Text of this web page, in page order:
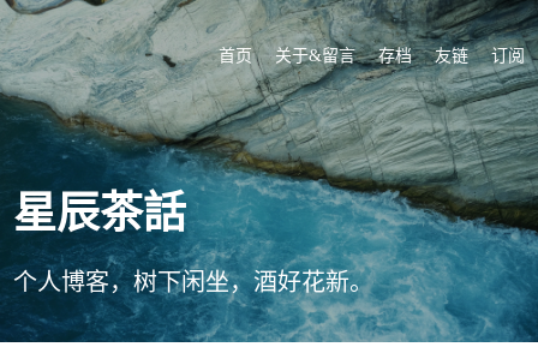
首页 关于&留言 存档 友链 订阅
星辰茶話
个人博客，树下闲坐，酒好花新。